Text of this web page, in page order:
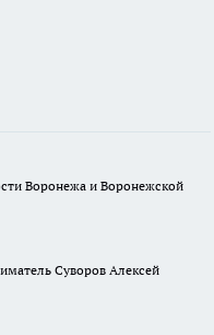
Воронежа и Воронежской
Суворов Алексей